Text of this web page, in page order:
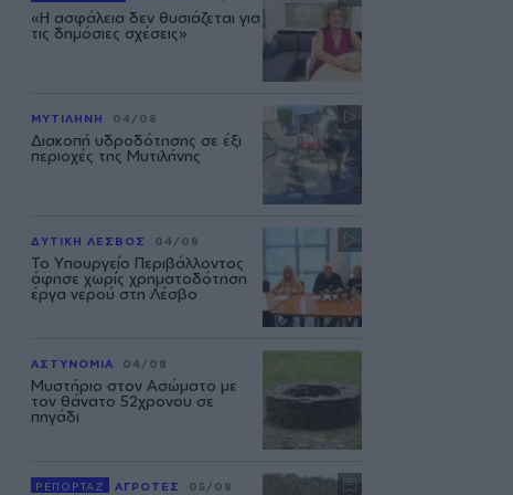
«Η ασφάλεια δεν θυσιάζεται για
τις δημόσιες σχέσεις»
ΜΥΤΙΛΗΝΗ 04/08
Διακοπή υδροδότησης σε έξι
περιοχές της Μυτιλήνης
ΔΥΤΙΚΗ ΛΕΣΒΟΣ 04/08
Το Υπουργείο Περιβάλλοντος
άφησε χωρίς χρηματοδότηση
έργα νερού στη Λέσβο
ΑΣΤΥΝΟΜΙΑ 04/08
Μυστήριο στον Ασώματο με
τον θάνατο 52χρονου σε
πηγάδι
ΡΕΠΟΡΤΑΖ ΑΓΡΟΤΕΣ 05/08